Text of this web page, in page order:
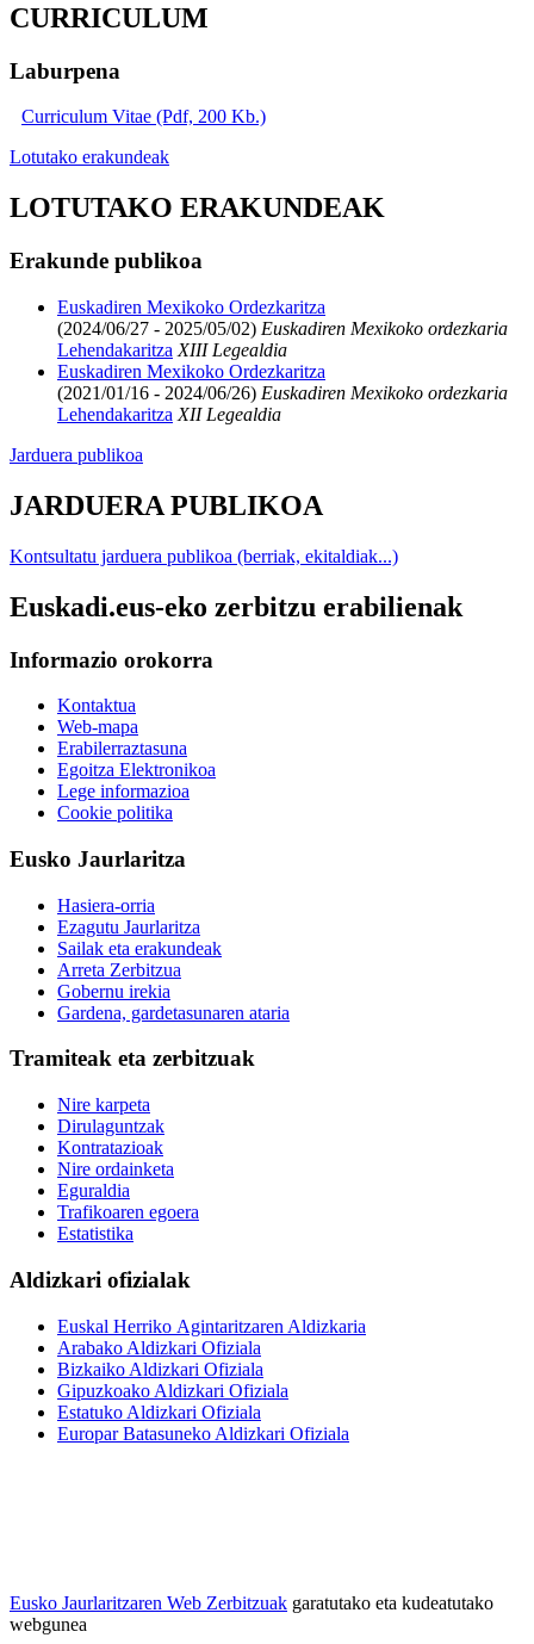
CURRICULUM
Laburpena
Curriculum Vitae (Pdf, 200 Kb.)
Lotutako erakundeak
LOTUTAKO ERAKUNDEAK
Erakunde publikoa
Euskadiren Mexikoko Ordezkaritza
(2024/06/27 - 2025/05/02) Euskadiren Mexikoko ordezkaria
Lehendakaritza XIII Legealdia
Euskadiren Mexikoko Ordezkaritza
(2021/01/16 - 2024/06/26) Euskadiren Mexikoko ordezkaria
Lehendakaritza XII Legealdia
Jarduera publikoa
JARDUERA PUBLIKOA
Kontsultatu jarduera publikoa (berriak, ekitaldiak...)
Euskadi.eus-eko zerbitzu erabilienak
Informazio orokorra
Kontaktua
Web-mapa
Erabilerraztasuna
Egoitza Elektronikoa
Lege informazioa
Cookie politika
Eusko Jaurlaritza
Hasiera-orria
Ezagutu Jaurlaritza
Sailak eta erakundeak
Arreta Zerbitzua
Gobernu irekia
Gardena, gardetasunaren ataria
Tramiteak eta zerbitzuak
Nire karpeta
Dirulaguntzak
Kontratazioak
Nire ordainketa
Eguraldia
Trafikoaren egoera
Estatistika
Aldizkari ofizialak
Euskal Herriko Agintaritzaren Aldizkaria
Arabako Aldizkari Ofiziala
Bizkaiko Aldizkari Ofiziala
Gipuzkoako Aldizkari Ofiziala
Estatuko Aldizkari Ofiziala
Europar Batasuneko Aldizkari Ofiziala
Eusko Jaurlaritzaren Web Zerbitzuak garatutako eta kudeatutako
webgunea